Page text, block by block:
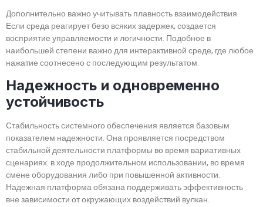
Дополнительно важно учитывать плавность взаимодействия.
Если среда реагирует безо всяких задержек, создается
восприятие управляемости и логичности. Подобное в
наибольшей степени важно для интерактивной среде, где любое
нажатие соотнесено с последующим результатом.
Надежность и одновременно
устойчивость
Стабильность системного обеспечения является базовым
показателем надежности. Она проявляется посредством
стабильной деятельности платформы во время вариативных
сценариях: в ходе продолжительном использовании, во время
смене оборудования либо при повышенной активности.
Надежная платформа обязана поддерживать эффективность
вне зависимости от окружающих воздействий вулкан.